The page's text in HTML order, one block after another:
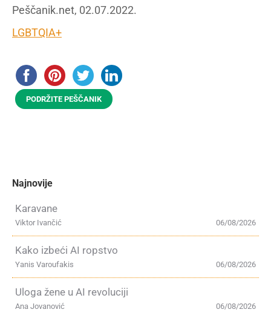
Peščanik.net, 02.07.2022.
LGBTQIA+
PODRŽITE PEŠČANIK
Najnovije
Karavane
06/08/2026
Viktor Ivančić
Kako izbeći AI ropstvo
06/08/2026
Yanis Varoufakis
Uloga žene u AI revoluciji
06/08/2026
Ana Jovanović